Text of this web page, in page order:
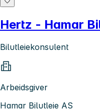
Hertz - Hamar
Bilutleiekonsulent
Arbeidsgiver
Hamar Bilutleie AS